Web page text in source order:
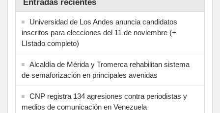
Entradas recientes
Universidad de Los Andes anuncia candidatos
inscritos para elecciones del 11 de noviembre (+
LIstado completo)
Alcaldía de Mérida y Tromerca rehabilitan sistema
de semaforización en principales avenidas
CNP registra 134 agresiones contra periodistas y
medios de comunicación en Venezuela